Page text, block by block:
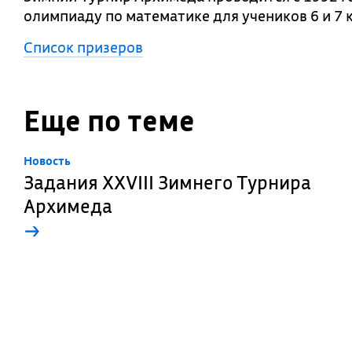
олимпиаду по математике для учеников 6 и 7
Список призеров
Еще по теме
Новость
Задания XXVIII Зимнего Турнира
Архимеда
→